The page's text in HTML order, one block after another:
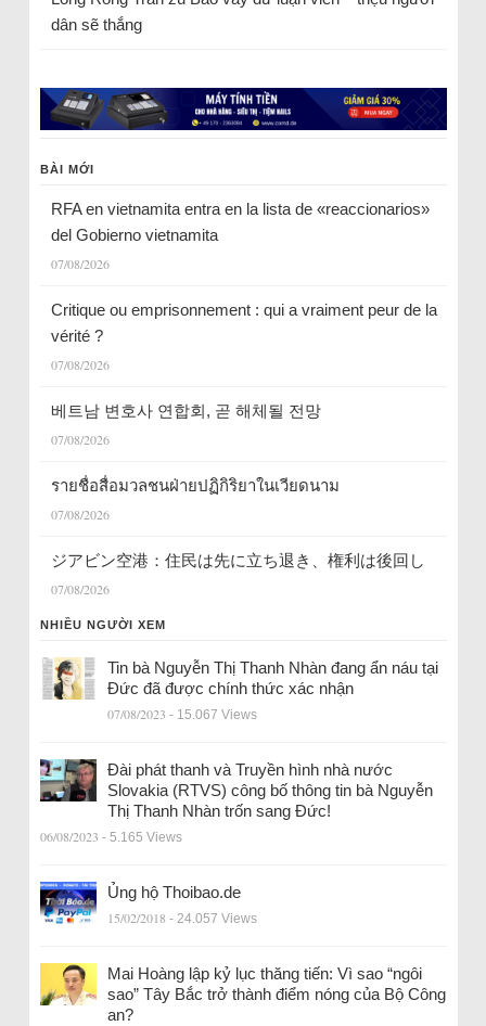
dân sẽ thắng
BÀI MỚI
RFA en vietnamita entra en la lista de «reaccionarios»
del Gobierno vietnamita
07/08/2026
Critique ou emprisonnement : qui a vraiment peur de la
vérité ?
07/08/2026
베트남 변호사 연합회, 곧 해체될 전망
07/08/2026
รายชื่อสื่อมวลชนฝ่ายปฏิกิริยาในเวียดนาม
07/08/2026
ジアビン空港：住民は先に立ち退き、権利は後回し
07/08/2026
NHIỀU NGƯỜI XEM
Tin bà Nguyễn Thị Thanh Nhàn đang ẩn náu tại
Đức đã được chính thức xác nhận
07/08/2023 - 15.067 Views
Đài phát thanh và Truyền hình nhà nước
Slovakia (RTVS) công bố thông tin bà Nguyễn
Thị Thanh Nhàn trốn sang Đức!
06/08/2023 - 5.165 Views
Ủng hộ Thoibao.de
15/02/2018 - 24.057 Views
Mai Hoàng lập kỷ lục thăng tiến: Vì sao “ngôi
sao” Tây Bắc trở thành điểm nóng của Bộ Công
an?